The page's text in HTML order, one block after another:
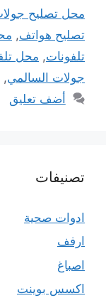
محل تصليح
تصليح هواتف,
تلفونات, محل
جولات السالمي,
أضف تعليق
تصنيفات
ادوات صحية
ارفف
اصباغ
اكسس بوينت